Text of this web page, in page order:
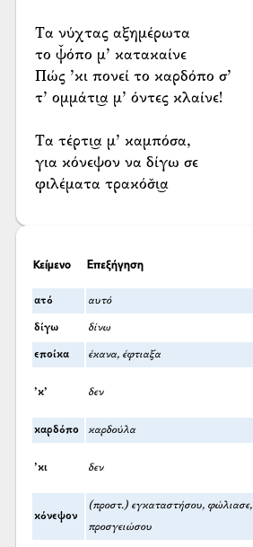
Τα νύχτας αξημέρωτα
το ψ̌όπο μ’ κατακαίνε
Πώς ’κι πονεί το καρδόπο σ’
τ’ ομμάτι͜α μ’ όντες κλαίνε!
Τα τέρτι͜α μ’ καμπόσα,
για κόνεψον να δίγω σε
φιλέματα τρακόσ̌ι͜α
Κείμενο Επεξήγηση
ατό αυτό
δίγω δίνω
εποίκα έκανα, έφτιαξα
’κ’ δεν
καρδόπο καρδούλα
’κι δεν
κόνεψον
(προστ.) εγκαταστήσου, φώλιασε,
προσγειώσου